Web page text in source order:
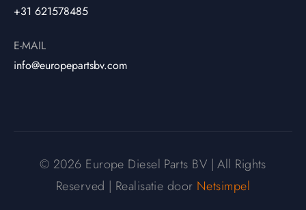
+31 621578485
E-MAIL
info@europepartsbv.com
© 2026 Europe Diesel Parts BV | All Rights
Reserved | Realisatie door Netsimpel